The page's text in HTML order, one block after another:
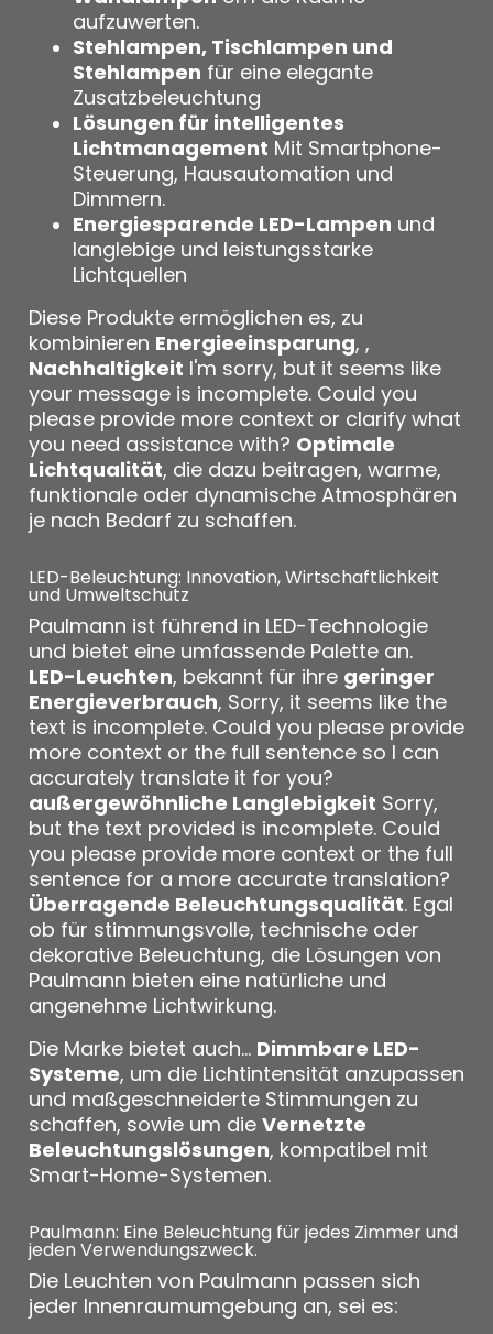
aufzuwerten.
Stehlampen, Tischlampen und
Stehlampen für eine elegante
Zusatzbeleuchtung
Lösungen für intelligentes
Lichtmanagement Mit Smartphone-
Steuerung, Hausautomation und
Dimmern.
Energiesparende LED-Lampen und
langlebige und leistungsstarke
Lichtquellen
Diese Produkte ermöglichen es, zu
kombinieren Energieeinsparung, ,
Nachhaltigkeit I'm sorry, but it seems like
your message is incomplete. Could you
please provide more context or clarify what
you need assistance with? Optimale
Lichtqualität, die dazu beitragen, warme,
funktionale oder dynamische Atmosphären
je nach Bedarf zu schaffen.
LED-Beleuchtung: Innovation, Wirtschaftlichkeit
und Umweltschutz
Paulmann ist führend in LED-Technologie
und bietet eine umfassende Palette an.
LED-Leuchten, bekannt für ihre geringer
Energieverbrauch, Sorry, it seems like the
text is incomplete. Could you please provide
more context or the full sentence so I can
accurately translate it for you?
außergewöhnliche Langlebigkeit Sorry,
but the text provided is incomplete. Could
you please provide more context or the full
sentence for a more accurate translation?
Überragende Beleuchtungsqualität. Egal
ob für stimmungsvolle, technische oder
dekorative Beleuchtung, die Lösungen von
Paulmann bieten eine natürliche und
angenehme Lichtwirkung.
Die Marke bietet auch... Dimmbare LED-
Systeme, um die Lichtintensität anzupassen
und maßgeschneiderte Stimmungen zu
schaffen, sowie um die Vernetzte
Beleuchtungslösungen, kompatibel mit
Smart-Home-Systemen.
Paulmann: Eine Beleuchtung für jedes Zimmer und
jeden Verwendungszweck.
Die Leuchten von Paulmann passen sich
jeder Innenraumumgebung an, sei es: